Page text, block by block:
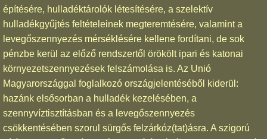
építésére, hulladéktárolók létesítésére, a szelektív
hulladékgyűjtés feltételeinek megteremtésére, valamint a
levegőszennyezés mérséklésére kellene fordítani, de sok
pénzbe kerül az előző rendszertől örökölt ipari és katonai
környezetszennyezések felszámolása is. Az Unió
Magyarországgal foglalkozó országjelentéséből kiderül:
hazánk elsősorban a hulladék kezelésében, a
szennyvíztisztításban és a levegőszennyezés
csökkentésében szorul sürgős felzárkóz(tat)ásra. A szigorú